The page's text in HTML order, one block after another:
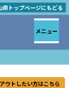
県トップページにもどる
ウトしたい方はこちら
メニュー